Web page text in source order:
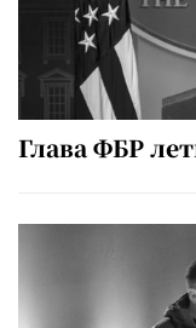
Глава ФБР